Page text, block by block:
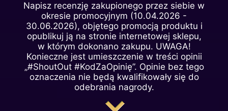
Napisz recenzję zakupionego przez siebie w
okresie promocyjnym (10.04.2026 -
30.06.2026), objętego promocją produktu i
opublikuj ją na stronie internetowej sklepu,
w którym dokonano zakupu. UWAGA!
Konieczne jest umieszczenie w treści opinii
„#ShoutOut #KodZaOpinię”. Opinie bez tego
oznaczenia nie będą kwalifikowały się do
odebrania nagrody.